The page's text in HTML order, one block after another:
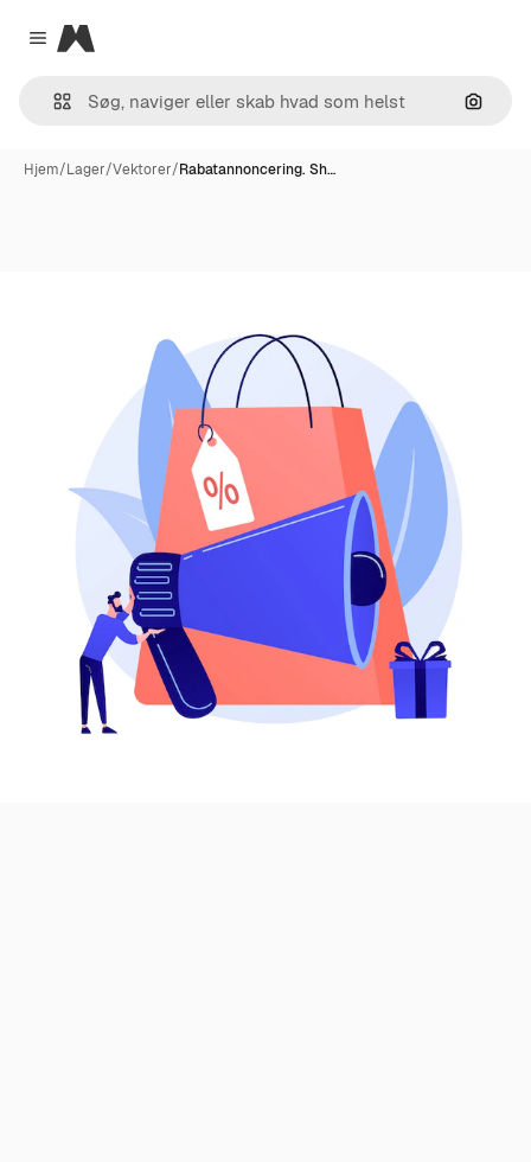
Close menu
Magnific
Søg
Hjem/Lager/Vektorer/Rabatannoncering. Sh…